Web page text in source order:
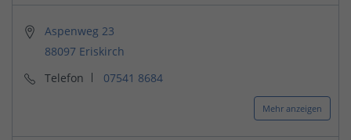
Aspenweg 23
88097 Eriskirch
Telefon
07541 8684
Mehr anzeigen